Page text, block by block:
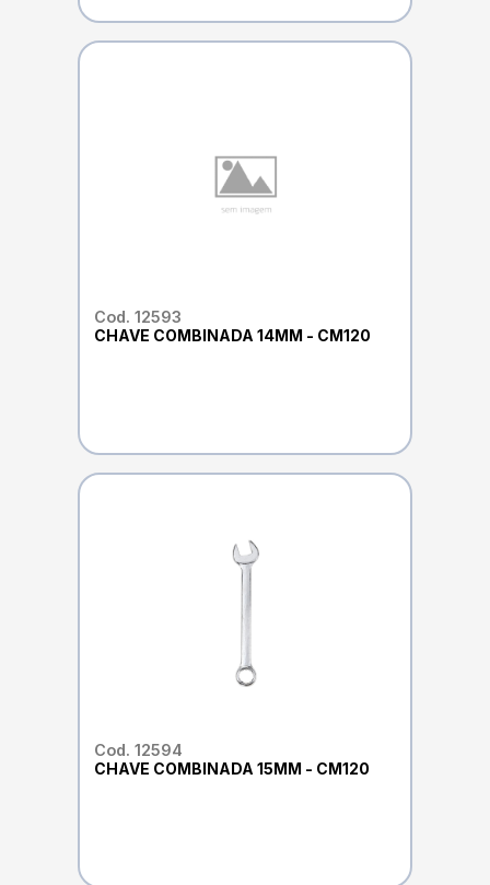
Cod. 12593
CHAVE COMBINADA 14MM - CM120
Cod. 12594
CHAVE COMBINADA 15MM - CM120